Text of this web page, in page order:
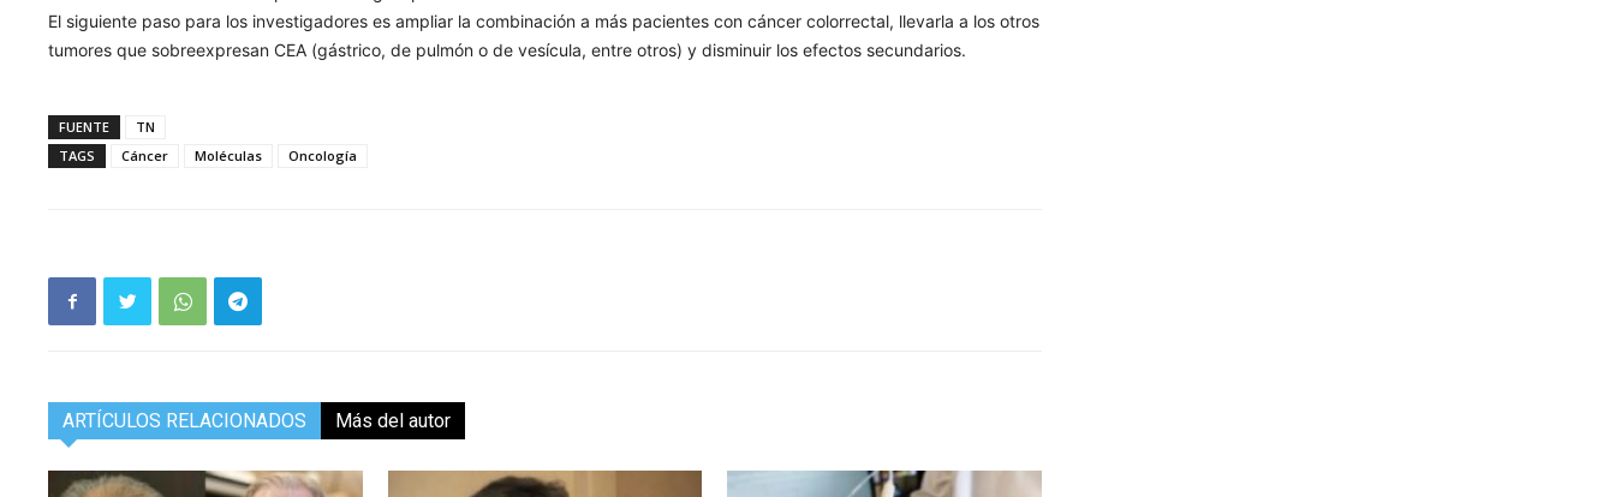
El siguiente paso para los investigadores es ampliar la combinación a más pacientes con cáncer colorrectal, llevarla a los otros
tumores que sobreexpresan CEA (gástrico, de pulmón o de vesícula, entre otros) y disminuir los efectos secundarios.
FUENTE
TN
TAGS
Cáncer Moléculas Oncología
ARTÍCULOS RELACIONADOS Más del autor